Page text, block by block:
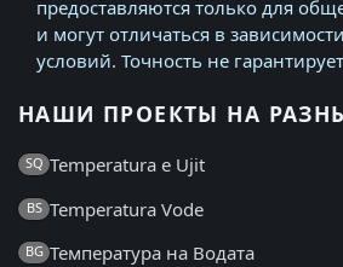
предоставляются только для
и могут отличаться в
условий. Точность не
НАШИ ПРОЕКТЫ НА
SQ Temperatura e Ujit
BS Temperatura Vode
BG Температура на Водата